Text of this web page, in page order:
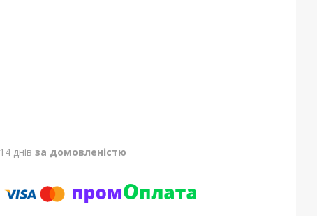
днів за домовленістю